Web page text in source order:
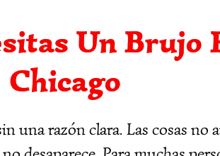
Un Brujo
Chicago
una razón clara. Las cosas no